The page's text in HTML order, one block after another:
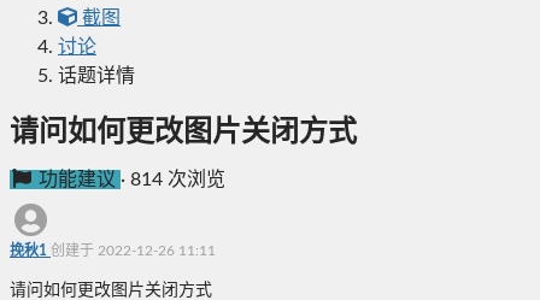
截图
讨论
话题详情
请问如何更改图片关闭方式
功能建议 · 814 次浏览
挽秋1 创建于 2022-12-26 11:11
请问如何更改图片关闭方式